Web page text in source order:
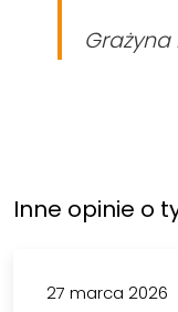
Grażyna
Inne opinie o
27 marca 2026